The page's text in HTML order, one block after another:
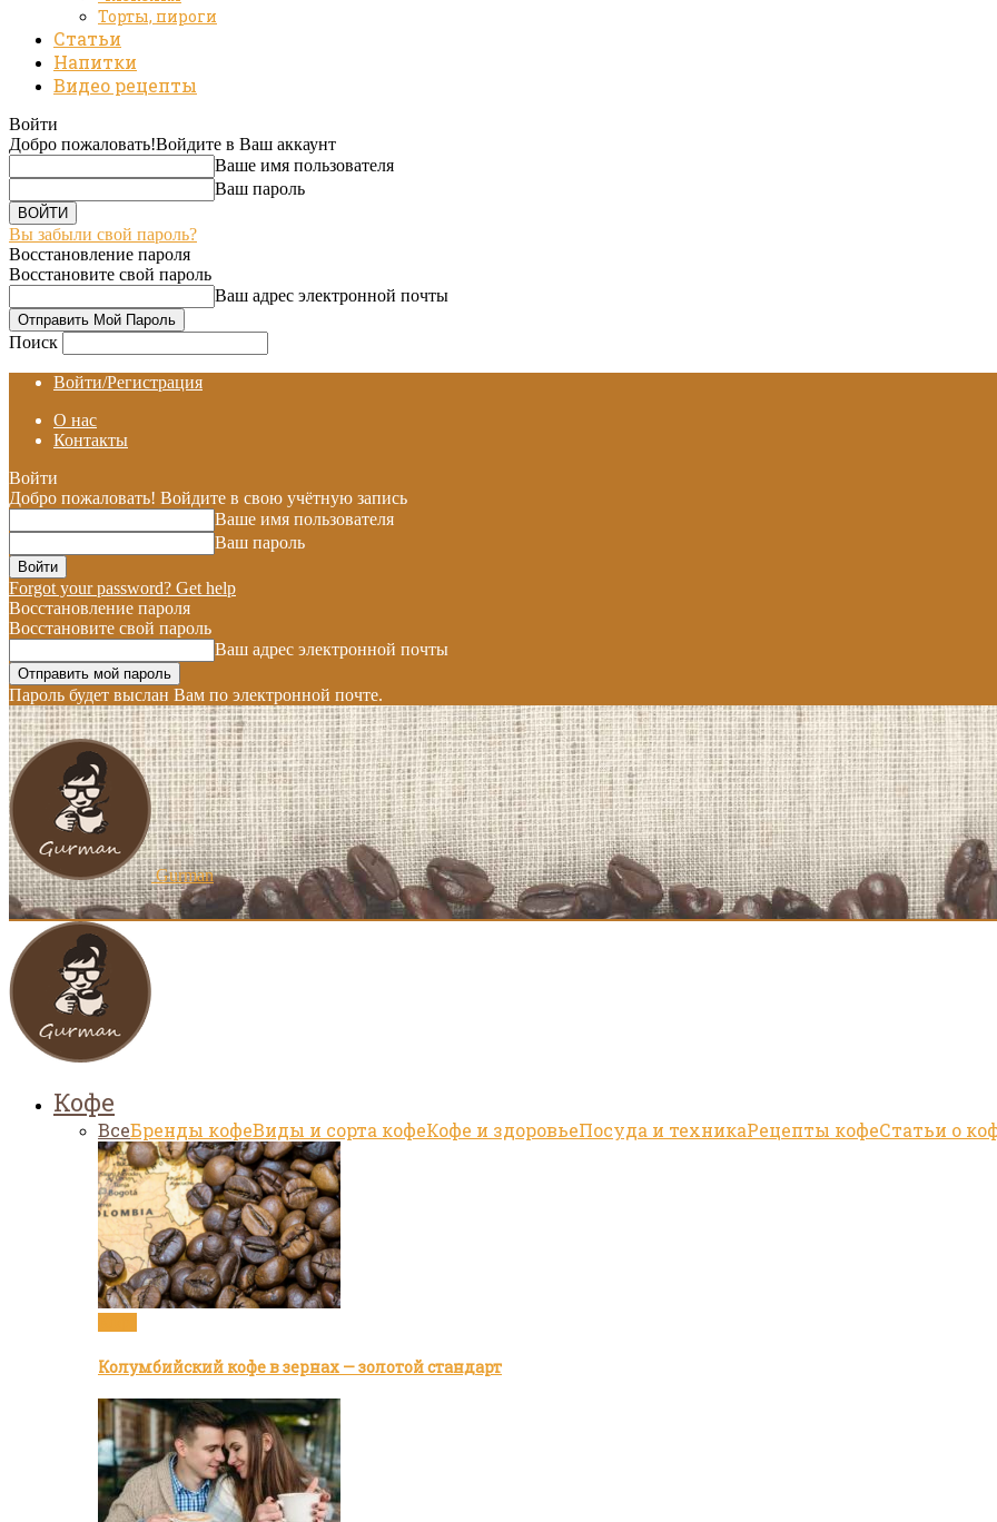
Торты, пироги
Статьи
Напитки
Видео рецепты
Войти
Добро пожаловать!Войдите в Ваш аккаунт
Ваше имя пользователя
Ваш пароль
Вы забыли свой пароль?
Восстановление пароля
Восстановите свой пароль
Ваш адрес электронной почты
Поиск
Войти/Регистрация
О нас
Контакты
Войти
Добро пожаловать! Войдите в свою учётную запись
Ваше имя пользователя
Ваш пароль
Forgot your password? Get help
Восстановление пароля
Восстановите свой пароль
Ваш адрес электронной почты
Пароль будет выслан Вам по электронной почте.
Gurman
Кофе
ВсеБренды кофеВиды и сорта кофеКофе и здоровьеПосуда и техникаРецепты кофеСтатьи о
Колумбийский кофе в зернах — золотой стандарт